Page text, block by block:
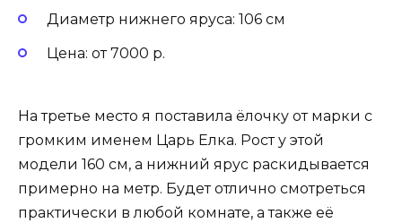
Диаметр нижнего яруса: 106 см
Цена: от 7000 р.
На третье место я поставила ёлочку от марки с
громким именем Царь Елка. Рост у этой
модели 160 см, а нижний ярус раскидывается
примерно на метр. Будет отлично смотреться
практически в любой комнате, а также её